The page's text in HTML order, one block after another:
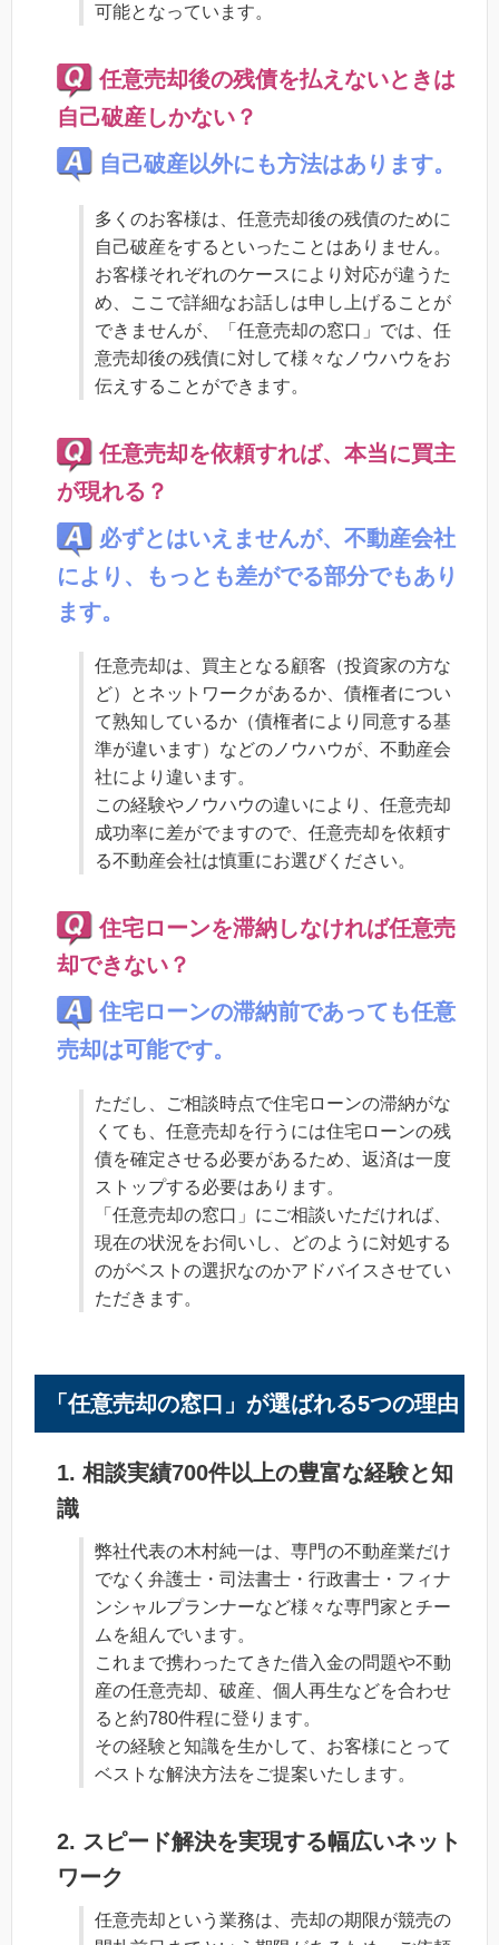
可能となっています。
任意売却後の残債を払えないときは
自己破産しかない？
自己破産以外にも方法はあります。
多くのお客様は、任意売却後の残債のために
自己破産をするといったことはありません。
お客様それぞれのケースにより対応が違うた
め、ここで詳細なお話しは申し上げることが
できませんが、「任意売却の窓口」では、任
意売却後の残債に対して様々なノウハウをお
伝えすることができます。
任意売却を依頼すれば、本当に買主
が現れる？
必ずとはいえませんが、不動産会社
により、もっとも差がでる部分でもあり
ます。
任意売却は、買主となる顧客（投資家の方な
ど）とネットワークがあるか、債権者につい
て熟知しているか（債権者により同意する基
準が違います）などのノウハウが、不動産会
社により違います。
この経験やノウハウの違いにより、任意売却
成功率に差がでますので、任意売却を依頼す
る不動産会社は慎重にお選びください。
住宅ローンを滞納しなければ任意売
却できない？
住宅ローンの滞納前であっても任意
売却は可能です。
ただし、ご相談時点で住宅ローンの滞納がな
くても、任意売却を行うには住宅ローンの残
債を確定させる必要があるため、返済は一度
ストップする必要はあります。
「任意売却の窓口」にご相談いただければ、
現在の状況をお伺いし、どのように対処する
のがベストの選択なのかアドバイスさせてい
ただきます。
「任意売却の窓口」が選ばれる5つの理由
1. 相談実績700件以上の豊富な経験と知
識
弊社代表の木村純一は、専門の不動産業だけ
でなく弁護士・司法書士・行政書士・フィナ
ンシャルプランナーなど様々な専門家とチー
ムを組んでいます。
これまで携わったてきた借入金の問題や不動
産の任意売却、破産、個人再生などを合わせ
ると約780件程に登ります。
その経験と知識を生かして、お客様にとって
ベストな解決方法をご提案いたします。
2. スピード解決を実現する幅広いネット
ワーク
任意売却という業務は、売却の期限が競売の